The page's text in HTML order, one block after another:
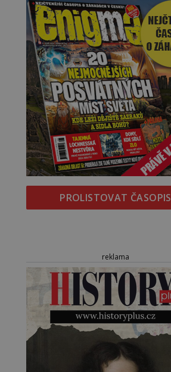
PROLISTOVAT ČASOPIS
reklama